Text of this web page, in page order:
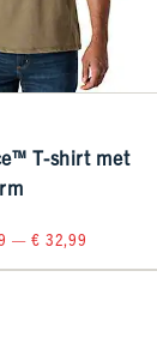
T-shirt met
— € 32,99